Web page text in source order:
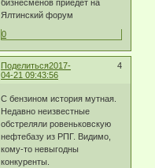
бизнесменов приедет на
Ялтинский форум
0
Поделиться 4
2017-
04-21 09:43:56
С бензином история мутная.
Недавно неизвестные
обстреляли ровеньковскую
нефтебазу из РПГ. Видимо,
кому-то невыгодны
конкуренты.